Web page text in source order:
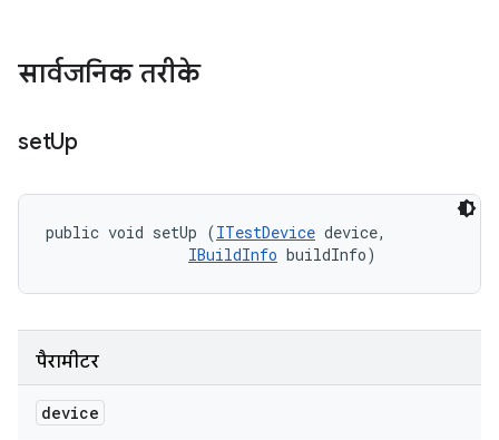
सार्वजनिक तरीके
setUp
public void setUp (ITestDevice device,
IBuildInfo buildInfo)
पैरामीटर
device